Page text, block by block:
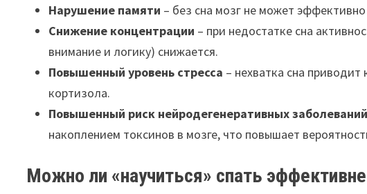
Нарушение памяти – без сна мозг не может
Снижение концентрации – при недостатке сна
внимание и логику) снижается.
Повышенный уровень стресса – нехватка сна приводит
кортизола.
Повышенный риск нейродегенеративных заболеваний
накоплением токсинов в мозге, что повышает
Можно ли «научиться» спать